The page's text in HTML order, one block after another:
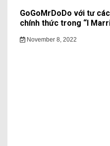
GoGoMrDoDo với tư
chính thức trong “I
November 8, 2022